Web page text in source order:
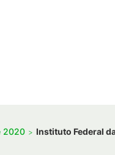
2020 Instituto Federal